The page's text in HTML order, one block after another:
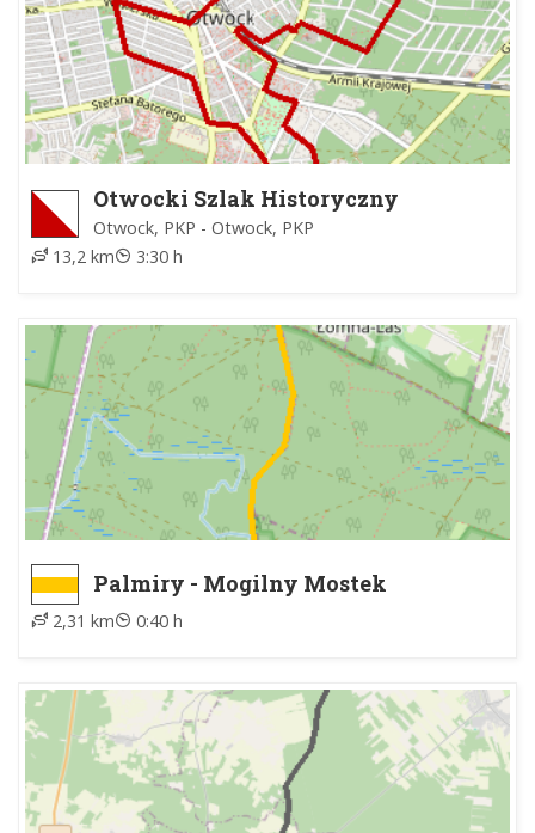
Otwocki Szlak Historyczny
Otwock, PKP - Otwock, PKP
13,2 km
3:30 h
Palmiry - Mogilny Mostek
2,31 km 0:40 h